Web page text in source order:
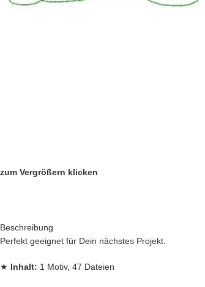
zum Vergrößern klicken
Beschreibung
Perfekt geeignet für Dein nächstes Projekt.
★ Inhalt: 1 Motiv, 47 Dateien